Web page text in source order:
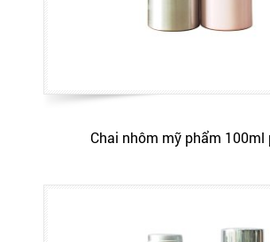
Chai nhôm mỹ phẩm 100ml